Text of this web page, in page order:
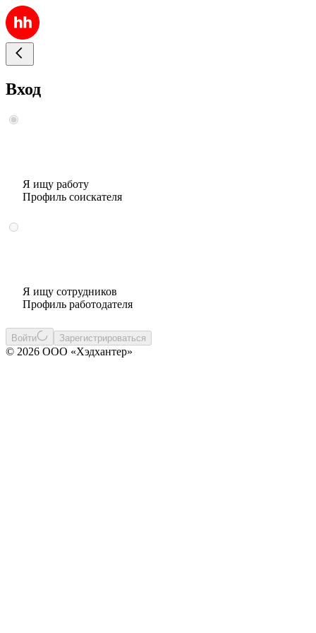
Вход
Я ищу работу
Профиль соискателя
Я ищу сотрудников
Профиль работодателя
Войти Зарегистрироваться
© 2026 ООО «Хэдхантер»